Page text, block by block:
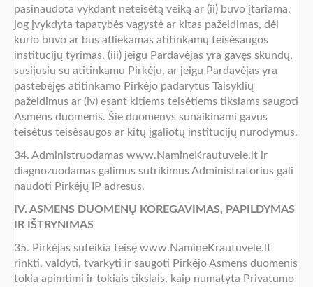
pasinaudota vykdant neteisėtą veiką ar (ii) buvo įtariama,
jog įvykdyta tapatybės vagystė ar kitas pažeidimas, dėl
kurio buvo ar bus atliekamas atitinkamų teisėsaugos
institucijų tyrimas, (iii) jeigu Pardavėjas yra gavęs skundų,
susijusių su atitinkamu Pirkėju, ar jeigu Pardavėjas yra
pastebėjęs atitinkamo Pirkėjo padarytus Taisyklių
pažeidimus ar (iv) esant kitiems teisėtiems tikslams saugoti
Asmens duomenis. Šie duomenys sunaikinami gavus
teisėtus teisėsaugos ar kitų įgaliotų institucijų nurodymus.
34. Administruodamas www.NamineKrautuvele.lt ir
diagnozuodamas galimus sutrikimus Administratorius gali
naudoti Pirkėjų IP adresus.
IV. ASMENS DUOMENŲ KOREGAVIMAS, PAPILDYMAS
IR IŠTRYNIMAS
35. Pirkėjas suteikia teisę www.NamineKrautuvele.lt
rinkti, valdyti, tvarkyti ir saugoti Pirkėjo Asmens duomenis
tokia apimtimi ir tokiais tikslais, kaip numatyta Privatumo